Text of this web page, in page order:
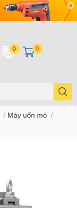
0 0
/ Máy uốn mỏ /